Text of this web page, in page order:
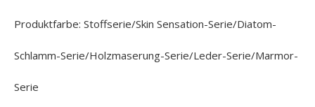
Produktfarbe: Stoffserie/Skin Sensation-Serie/Diatom-
Schlamm-Serie/Holzmaserung-Serie/Leder-Serie/Marmor-
Serie